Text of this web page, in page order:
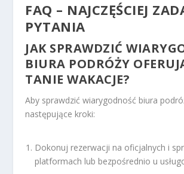
FAQ – NAJCZĘŚCIEJ
PYTANIA
JAK SPRAWDZIĆ
BIURA PODRÓŻY
TANIE WAKACJE?
Aby sprawdzić wiarygodność biura
następujące kroki:
Dokonuj rezerwacji na oficjalnych i
platformach lub bezpośrednio u